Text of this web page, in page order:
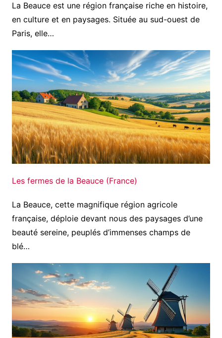
La Beauce est une région française riche en histoire,
en culture et en paysages. Située au sud-ouest de
Paris, elle…
Les fermes de la Beauce (France)
La Beauce, cette magnifique région agricole
française, déploie devant nous des paysages d’une
beauté sereine, peuplés d’immenses champs de
blé…